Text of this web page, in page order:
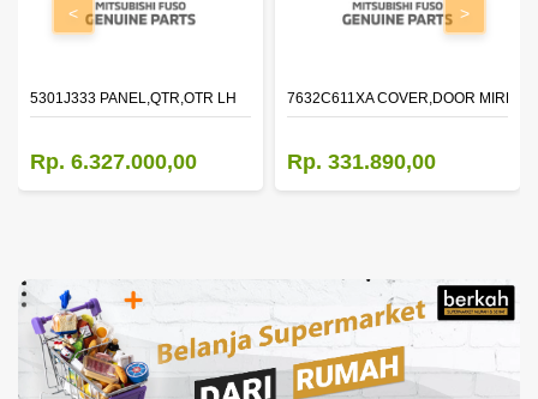
5301J333 PANEL,QTR,OTR LH
Rp. 6.327.000,00
7632C611XA COVER,DOOR
Rp. 331.890,00
< >